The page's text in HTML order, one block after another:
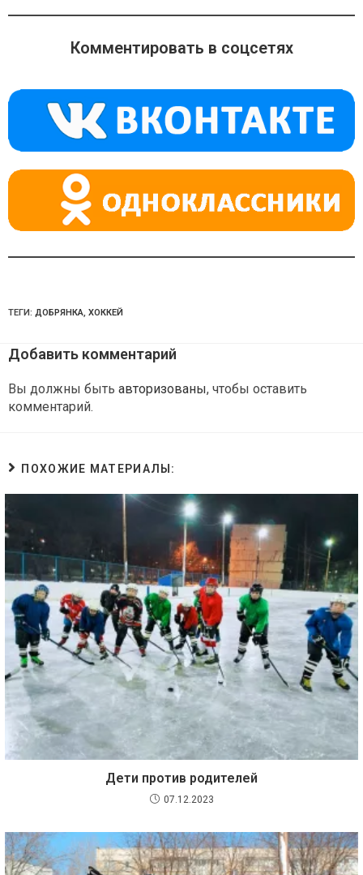
n
o
a
ss
ni
ki
e
gr
m
at
s
p
p
Комментировать в соцсетях
ТЕГИ: ДОБРЯНКА, ХОККЕЙ
Добавить комментарий
Вы должны быть авторизованы, чтобы оставить
комментарий.
ПОХОЖИЕ МАТЕРИАЛЫ:
Дети против родителей
07.12.2023